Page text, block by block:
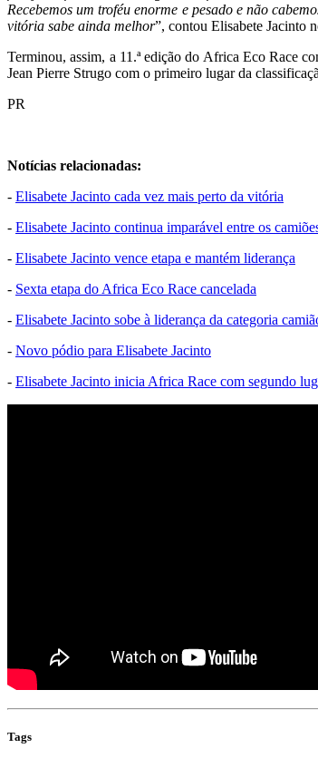
Recebemos um troféu enorme e pesado e não
vitória sabe ainda melhor”, contou Elisabete Jacinto
Terminou, assim, a 11.ª edição do Africa Eco Race
Jean Pierre Strugo com o primeiro lugar da
PR
Notícias relacionadas:
- Elisabete Jacinto cada vez mais perto da vitória
- Elisabete Jacinto continua imparável entre os
- Elisabete Jacinto vence etapa e mantém liderança
- Sexta etapa do Africa Eco Race cancelada
- Elisabete Jacinto sobe à liderança da categoria
- Novo pódio para Elisabete Jacinto
- Elisabete Jacinto inicia Africa Race com segundo
Tags